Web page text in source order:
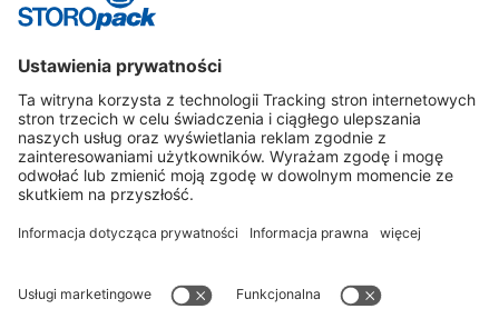
T +48 530795475
olgierd.jarzembowski@storopack.com
YouTube Glassdoor